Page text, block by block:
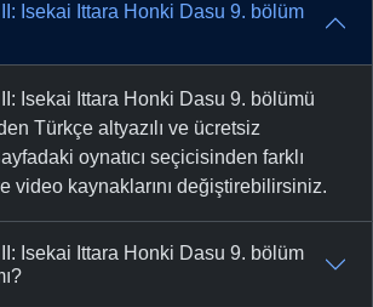
Isekai Ittara Honki Dasu 9. bölüm
Isekai Ittara Honki Dasu 9. bölümü
Türkçe altyazılı ve ücretsiz
oynatıcı seçicisinden farklı
video kaynaklarını değiştirebilirsiniz.
Isekai Ittara Honki Dasu 9. bölüm